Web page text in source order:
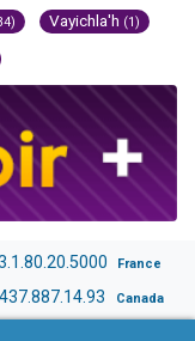
Vayichla'h (1)
France
Canada